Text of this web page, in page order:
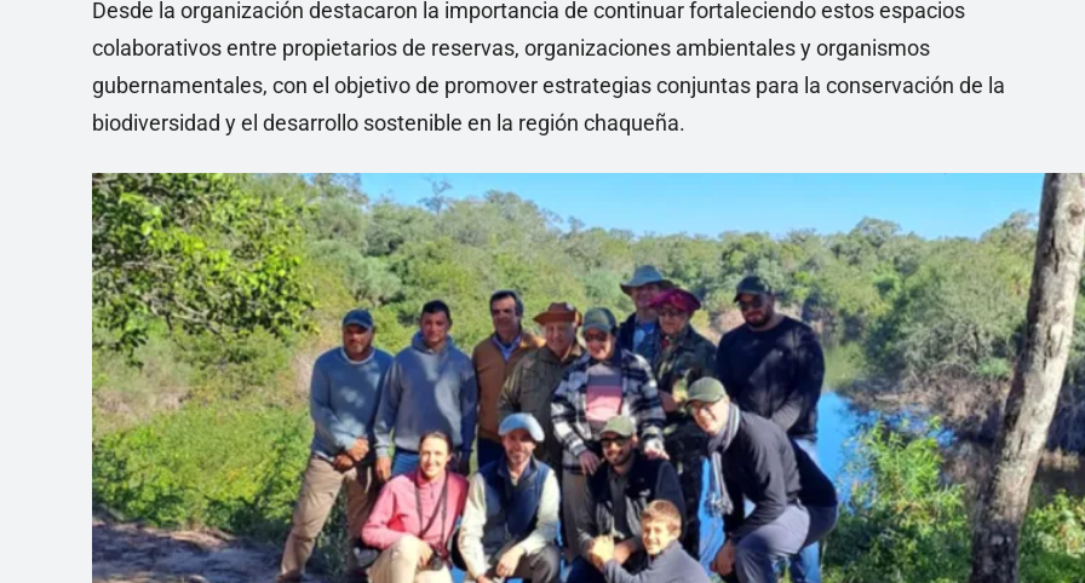
Desde la organización destacaron la importancia de continuar fortaleciendo estos espacios
colaborativos entre propietarios de reservas, organizaciones ambientales y organismos
gubernamentales, con el objetivo de promover estrategias conjuntas para la conservación de la
biodiversidad y el desarrollo sostenible en la región chaqueña.